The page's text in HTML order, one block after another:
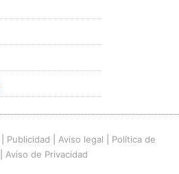
Publicidad Aviso legal
Política de
Aviso de Privacidad